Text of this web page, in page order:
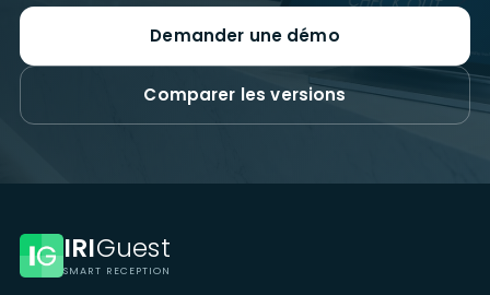
Demander une démo
Comparer les versions
IRIGuest
SMART RECEPTION